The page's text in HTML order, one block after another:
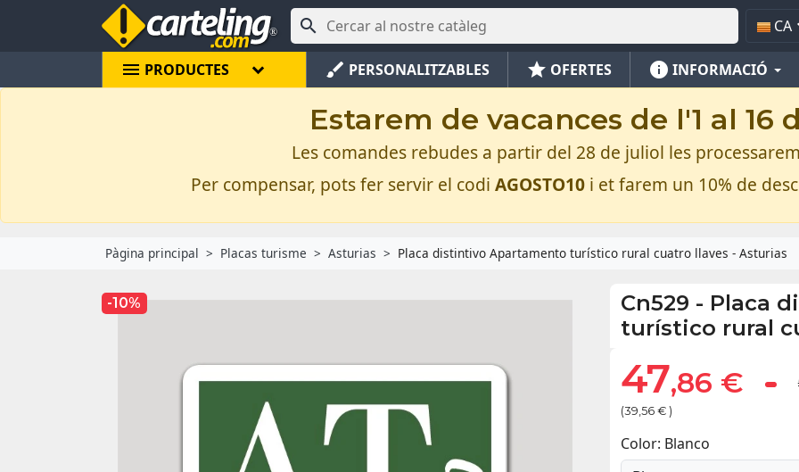
 CA
menu PRODUCTES brush PERSONALITZABLES star OFERTES info INFORMACIÓ
Estarem de vacances de l'1 al 16
Les comandes rebudes a partir del 28 de juliol les
Per compensar, pots fer servir el codi AGOSTO10i et farem un 10% de
Pàgina principal Placas turisme Asturias Placa distintivo Apartamento turístico rural cuatro llaves - Asturias
-10% Cn529 - Placa
turístico rural
47,86 €
(39,56 € )
Color: Blanco